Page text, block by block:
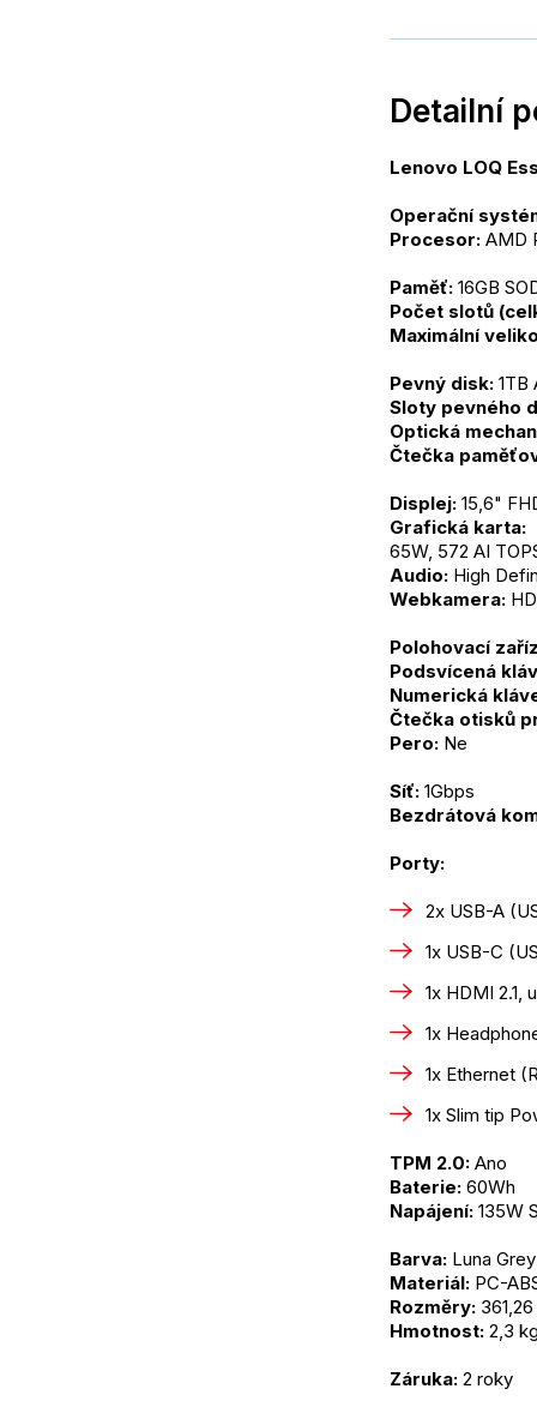
Detailní
Lenovo LOQ
Operační
Procesor: AMD
Paměť: 16GB
Počet slotů
Maximální
Pevný disk: 1TB
Sloty pevného
Optická
Čtečka
Displej: 15,6"
Grafická karta:
65W, 572 AI
Audio: High
Webkamera:
Polohovací
Podsvícená
Numerická
Čtečka otisků
Pero: Ne
Síť: 1Gbps
Bezdrátová
Porty:
2x USB-A
1x USB-C
1x HDMI 2.1,
1x
1x Ethernet
1x Slim tip
TPM 2.0: Ano
Baterie: 60Wh
Napájení: 135W
Barva: Luna Grey
Materiál: PC-
Rozměry:
Hmotnost: 2,3
Záruka: 2 roky